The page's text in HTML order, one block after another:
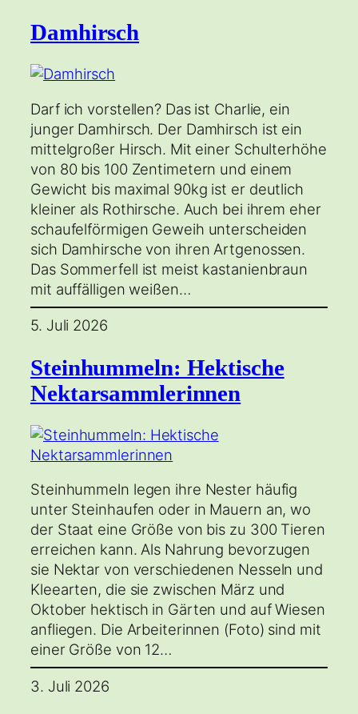
Damhirsch
Darf ich vorstellen? Das ist Charlie, ein
junger Damhirsch. Der Damhirsch ist ein
mittelgroßer Hirsch. Mit einer Schulterhöhe
von 80 bis 100 Zentimetern und einem
Gewicht bis maximal 90kg ist er deutlich
kleiner als Rothirsche. Auch bei ihrem eher
schaufelförmigen Geweih unterscheiden
sich Damhirsche von ihren Artgenossen.
Das Sommerfell ist meist kastanienbraun
mit auffälligen weißen…
5. Juli 2026
Steinhummeln: Hektische
Nektarsammlerinnen
Steinhummeln legen ihre Nester häufig
unter Steinhaufen oder in Mauern an, wo
der Staat eine Größe von bis zu 300 Tieren
erreichen kann. Als Nahrung bevorzugen
sie Nektar von verschiedenen Nesseln und
Kleearten, die sie zwischen März und
Oktober hektisch in Gärten und auf Wiesen
anfliegen. Die Arbeiterinnen (Foto) sind mit
einer Größe von 12…
3. Juli 2026